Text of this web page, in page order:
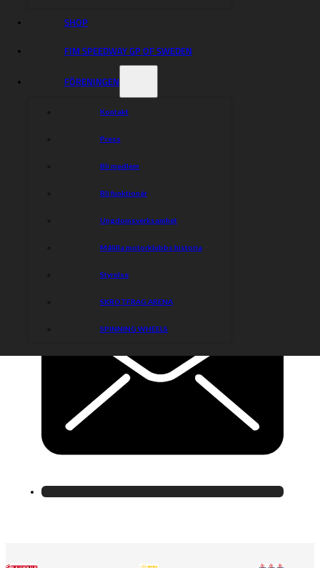
SHOP
FIM SPEEDWAY GP OF SWEDEN
FÖRENINGEN
Kontakt
Press
Bli medlem
Bli funktionär
Ungdomsverksamhet
Målilla motorklubbs historia
Styrelse
SKROTFRAG ARENA
SPINNING WHEELS